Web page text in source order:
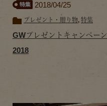
2018/04/25
プレゼント・贈り物, 特集
GWプレゼントキャンペーン
2018